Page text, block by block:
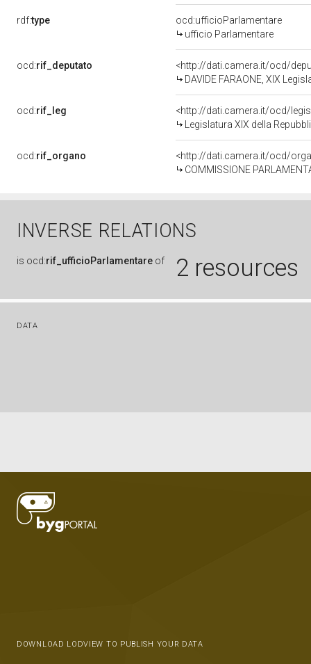
rdf:type
ocd:ufficioParlamentare
ufficio Parlamentare
ocd:rif_deputato
<http://dati.camera.it/ocd/
DAVIDE FARAONE, XIX
ocd:rif_leg
<http://dati.camera.it/ocd/
Legislatura XIX della
ocd:rif_organo
<http://dati.camera.it/ocd/
COMMISSIONE PARLAMENTARE DI
INVERSE RELATIONS
is ocd:rif_ufficioParlamentare of 2 resources
DATA
DOWNLOAD LODVIEW TO PUBLISH YOUR DATA